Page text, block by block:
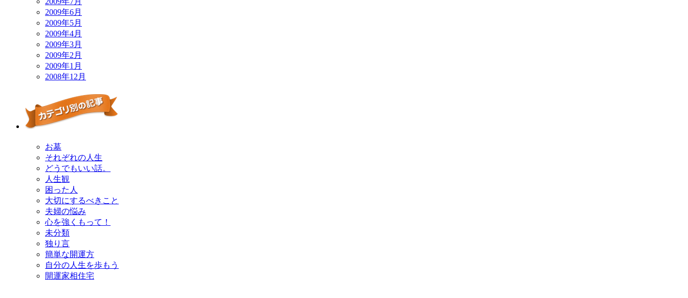
2009年6月
2009年5月
2009年4月
2009年3月
2009年2月
2009年1月
2008年12月
お墓
それぞれの人生
どうでもいい話。
人生観
困った人
大切にするべきこと
夫婦の悩み
心を強くもって！
未分類
独り言
簡単な開運方
自分の人生を歩もう
開運家相住宅